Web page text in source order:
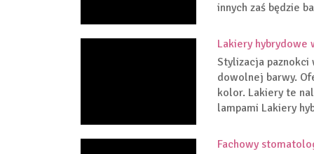
innych zaś będzie
Lakiery
Stylizacja paznokci
dowolnej barwy.
kolor. Lakiery te
lampami Lakiery
Fachowy